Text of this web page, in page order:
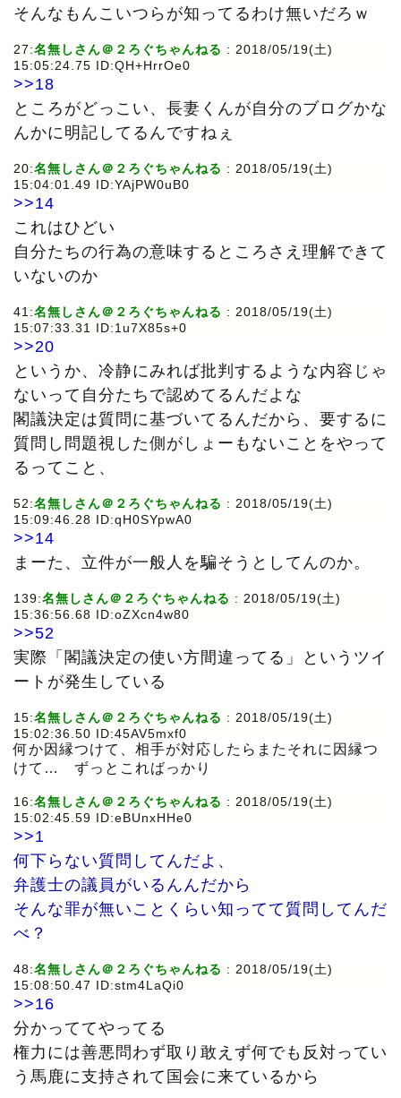
そんなもんこいつらが知ってるわけ無いだろｗ
27:名無しさん＠２ろぐちゃんねる : 2018/05/19(土)
15:05:24.75 ID:QH+HrrOe0
>>18
ところがどっこい、長妻くんが自分のブログかな
んかに明記してるんですねぇ
20:名無しさん＠２ろぐちゃんねる : 2018/05/19(土)
15:04:01.49 ID:YAjPW0uB0
>>14
これはひどい
自分たちの行為の意味するところさえ理解できて
いないのか
41:名無しさん＠２ろぐちゃんねる : 2018/05/19(土)
15:07:33.31 ID:1u7X85s+0
>>20
というか、冷静にみれば批判するような内容じゃ
ないって自分たちで認めてるんだよな
閣議決定は質問に基づいてるんだから、要するに
質問し問題視した側がしょーもないことをやって
るってこと、
52:名無しさん＠２ろぐちゃんねる : 2018/05/19(土)
15:09:46.28 ID:qH0SYpwA0
>>14
まーた、立件が一般人を騙そうとしてんのか。
139:名無しさん＠２ろぐちゃんねる : 2018/05/19(土)
15:36:56.68 ID:oZXcn4w80
>>52
実際「閣議決定の使い方間違ってる」というツイ
ートが発生している
15:名無しさん＠２ろぐちゃんねる : 2018/05/19(土)
15:02:36.50 ID:45AV5mxf0
何か因縁つけて、相手が対応したらまたそれに因縁つ
けて… ずっとこればっかり
16:名無しさん＠２ろぐちゃんねる : 2018/05/19(土)
15:02:45.59 ID:eBUnxHHe0
>>1
何下らない質問してんだよ、
弁護士の議員がいるんんだから
そんな罪が無いことくらい知ってて質問してんだ
べ？
48:名無しさん＠２ろぐちゃんねる : 2018/05/19(土)
15:08:50.47 ID:stm4LaQi0
>>16
分かっててやってる
権力には善悪問わず取り敢えず何でも反対ってい
う馬鹿に支持されて国会に来ているから